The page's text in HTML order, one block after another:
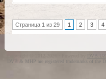
Страница 1 из 29 1 2 3 4
DVB.UZ
DVB & MHP are registered trademarks of the